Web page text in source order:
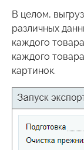
В целом,
различных
каждого
каждого
картинок.